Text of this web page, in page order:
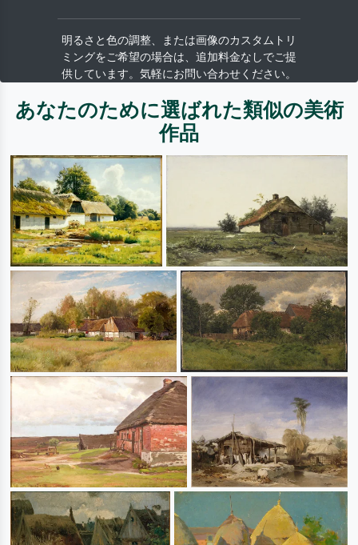
明るさと色の調整、または画像のカスタムトリ
ミングをご希望の場合は、追加料金なしでご提
供しています。気軽にお問い合わせください。
あなたのために選ばれた類似の美術
作品